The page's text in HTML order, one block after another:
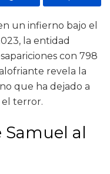
un infierno bajo el
la entidad
con 798
revela la
que ha dejado a
el terror.
al